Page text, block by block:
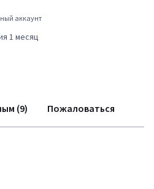
аккаунт
1 месяц
(9) Пожаловаться